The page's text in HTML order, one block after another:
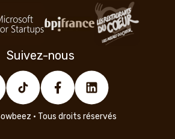
Suivez-nous
• Tous droits réservés